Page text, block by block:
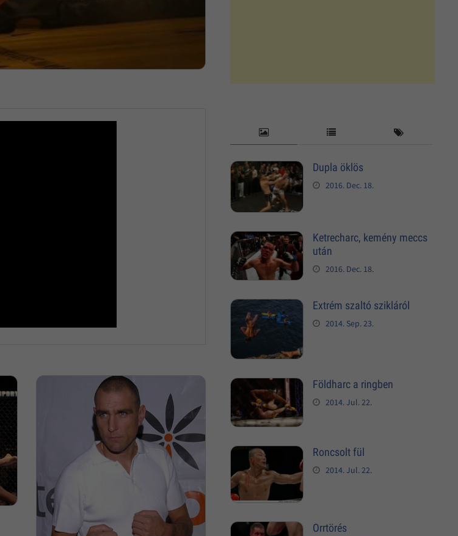
Dupla öklös
2016. Dec. 18.
Ketrecharc, kemény meccs
után
2016. Dec. 18.
Extrém szaltó szikláról
2014. Sep. 23.
Földharc a ringben
2014. Jul. 22.
Roncsolt fül
2014. Jul. 22.
Orrtörés